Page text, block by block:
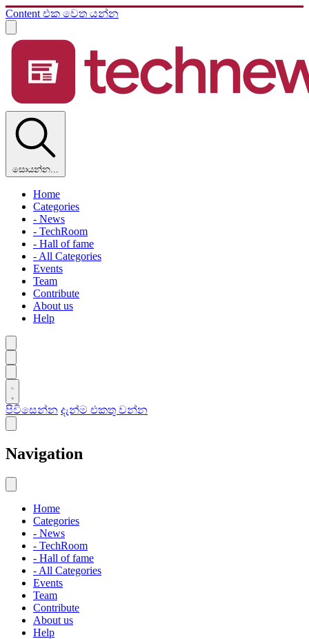
Content එක වෙත යන්න
සොයන්න...
Home
Categories
- News
- TechRoom
- Hall of fame
- All Categories
Events
Team
Contribute
About us
Help
පිවිසෙන්න දැන්ම එකතු වන්න
Navigation
Home
Categories
- News
- TechRoom
- Hall of fame
- All Categories
Events
Team
Contribute
About us
Help